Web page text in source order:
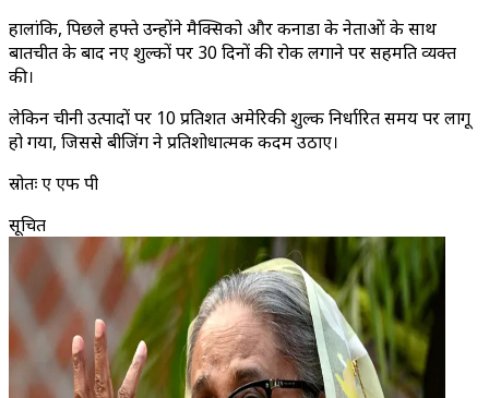
हालांकि, पिछले हफ्ते उन्होंने मैक्सिको और कनाडा के नेताओं के साथ
बातचीत के बाद नए शुल्कों पर 30 दिनों की रोक लगाने पर सहमति व्यक्त
की।
लेकिन चीनी उत्पादों पर 10 प्रतिशत अमेरिकी शुल्क निर्धारित समय पर लागू
हो गया, जिससे बीजिंग ने प्रतिशोधात्मक कदम उठाए।
स्रोतः ए एफ पी
सूचित